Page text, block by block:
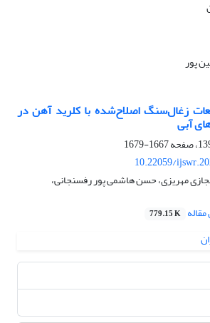
پور
زغال‌سنگ اصلاح‌شده‌ با کلرید آهن در
آبی
1667-1679
10.22059/
مهریزی، حسن هاشمی پور رفسنجانی،
779.15 K